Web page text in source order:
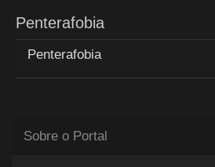
Penterafobia
Penterafobia
Sobre o Portal